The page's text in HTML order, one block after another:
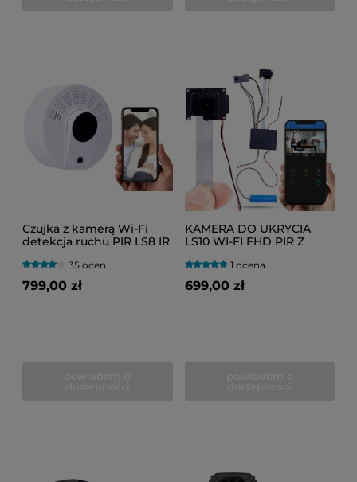
Czujka z kamerą Wi-Fi
detekcja ruchu PIR LS8 IR
35 ocen
799,00 zł
KAMERA DO UKRYCIA
LS10 WI-FI FHD PIR Z
MSC PRACY)
1 ocena
699,00 zł